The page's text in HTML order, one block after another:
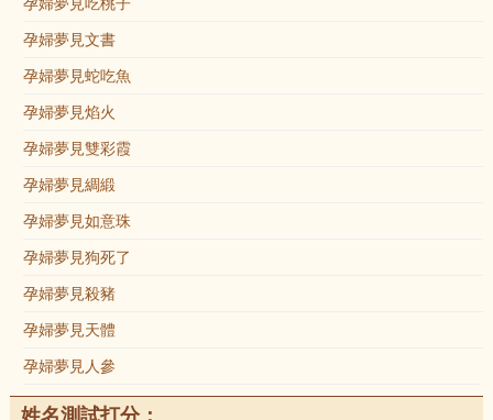
孕婦夢見文書
孕婦夢見蛇吃魚
孕婦夢見焰火
孕婦夢見雙彩霞
孕婦夢見綢緞
孕婦夢見如意珠
孕婦夢見狗死了
孕婦夢見殺豬
孕婦夢見天體
孕婦夢見人參
姓名測試打分：